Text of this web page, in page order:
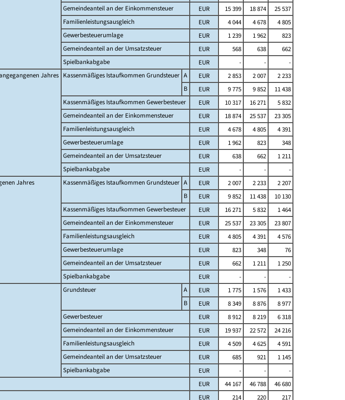
Gemeindeanteil an der Einkommensteuer
EUR 15 399 18 874
25 537
Familienleistungsausgleich
EUR 4 044 4 678
4 805
Gewerbesteuerumlage
EUR 1 239 1 962
823
Gemeindeanteil an der Umsatzsteuer
EUR 568 638
662
Spielbankabgabe
EUR - -
-
Jahres Kassenmäßiges Istaufkommen Grundsteuer A EUR 2 853 2 007
2 233
B
EUR 9 775 9 852
11 438
Kassenmäßiges Istaufkommen Gewerbesteuer
EUR 10 317 16 271
5 832
Gemeindeanteil an der Einkommensteuer
EUR 18 874 25 537
23 305
Familienleistungsausgleich
EUR 4 678 4 805
4 391
Gewerbesteuerumlage
EUR 1 962 823
348
Gemeindeanteil an der Umsatzsteuer
EUR 638 662
1 211
Spielbankabgabe
EUR - -
-
Jahres
Kassenmäßiges Istaufkommen Grundsteuer A EUR 2 007 2 233
2 207
B
EUR 9 852 11 438
10 130
Kassenmäßiges Istaufkommen Gewerbesteuer
EUR 16 271 5 832
1 464
Gemeindeanteil an der Einkommensteuer
EUR 25 537 23 305
23 807
Familienleistungsausgleich
EUR 4 805 4 391
4 576
Gewerbesteuerumlage
EUR 823 348
76
Gemeindeanteil an der Umsatzsteuer
EUR 662 1 211
1 250
Spielbankabgabe
EUR - -
-
Grundsteuer A EUR 1 775 1 576
1 433
B
EUR 8 349 8 876
8 977
Gewerbesteuer
EUR 8 912 8 219
6 318
Gemeindeanteil an der Einkommensteuer
EUR 19 937 22 572
24 216
Familienleistungsausgleich
EUR 4 509 4 625
4 591
Gemeindeanteil an der Umsatzsteuer
EUR 685 921
1 145
Spielbankabgabe
EUR - -
-
EUR 44 167 46 788
46 680
EUR 214 220 217